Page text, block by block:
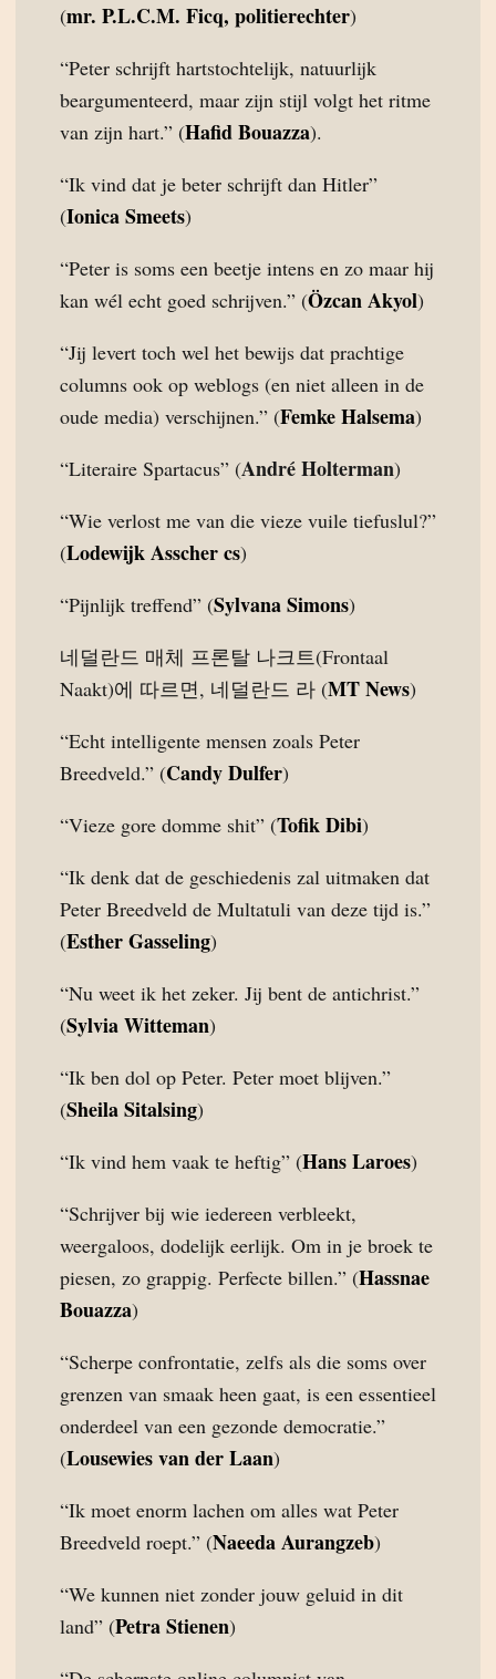
(mr. P.L.C.M. Ficq, politierechter)
“Peter schrijft hartstochtelijk, natuurlijk
beargumenteerd, maar zijn stijl volgt het ritme
van zijn hart.” (Hafid Bouazza).
“Ik vind dat je beter schrijft dan Hitler”
(Ionica Smeets)
“Peter is soms een beetje intens en zo maar hij
kan wél echt goed schrijven.” (Özcan Akyol)
“Jij levert toch wel het bewijs dat prachtige
columns ook op weblogs (en niet alleen in de
oude media) verschijnen.” (Femke Halsema)
“Literaire Spartacus” (André Holterman)
“Wie verlost me van die vieze vuile tiefuslul?”
(Lodewijk Asscher cs)
“Pijnlijk treffend” (Sylvana Simons)
네덜란드 매체 프론탈 나크트(Frontaal
Naakt)에 따르면, 네덜란드 라 (MT News)
“Echt intelligente mensen zoals Peter
Breedveld.” (Candy Dulfer)
“Vieze gore domme shit” (Tofik Dibi)
“Ik denk dat de geschiedenis zal uitmaken dat
Peter Breedveld de Multatuli van deze tijd is.”
(Esther Gasseling)
“Nu weet ik het zeker. Jij bent de antichrist.”
(Sylvia Witteman)
“Ik ben dol op Peter. Peter moet blijven.”
(Sheila Sitalsing)
“Ik vind hem vaak te heftig” (Hans Laroes)
“Schrijver bij wie iedereen verbleekt,
weergaloos, dodelijk eerlijk. Om in je broek te
piesen, zo grappig. Perfecte billen.” (Hassnae
Bouazza)
“Scherpe confrontatie, zelfs als die soms over
grenzen van smaak heen gaat, is een essentieel
onderdeel van een gezonde democratie.”
(Lousewies van der Laan)
“Ik moet enorm lachen om alles wat Peter
Breedveld roept.” (Naeeda Aurangzeb)
“We kunnen niet zonder jouw geluid in dit
land” (Petra Stienen)